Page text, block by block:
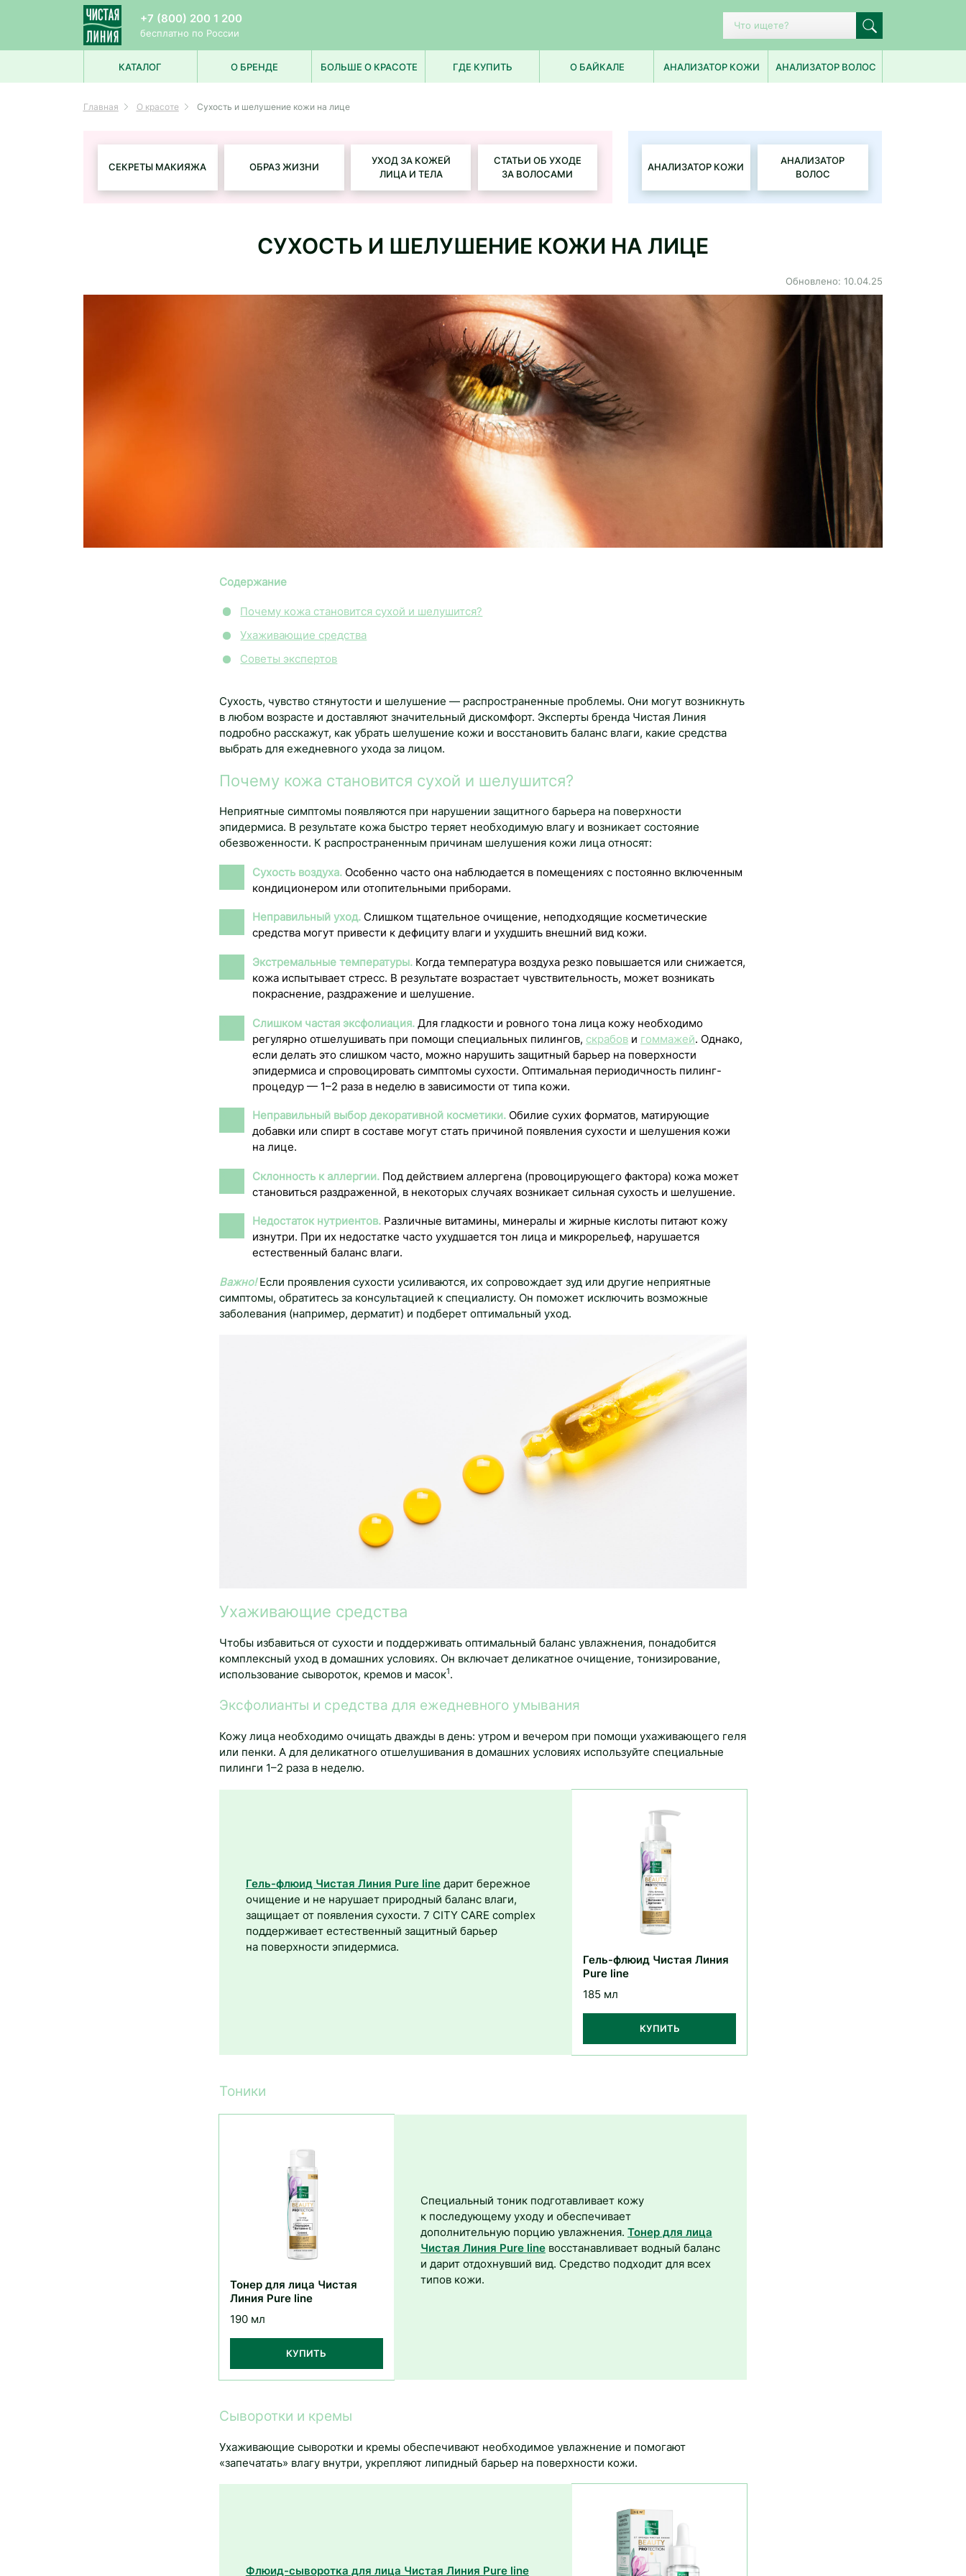
+7 (800) 200 1 200
бесплатно по России
ПОПУЛЯРНЫЕ ЗАПРОСЫ
КАТАЛОГ
УХОД ЗА ЛИЦОМ
УХОД ЗА ВОЛОСАМИ
ДЛЯ ДЕТЕЙ
О БРЕНДЕ БОЛЬШЕ О КРАСОТЕ ГДЕ КУПИТЬ О БАЙКАЛЕ АНАЛИЗАТОР КОЖИ АНАЛИЗАТОР ВОЛОС
Главная О красоте Сухость и шелушение кожи на лице
СЕКРЕТЫ МАКИЯЖА ОБРАЗ ЖИЗНИ
УХОД ЗА КОЖЕЙ
ЛИЦА И ТЕЛА
СТАТЬИ ОБ УХОДЕ
ЗА ВОЛОСАМИ
АНАЛИЗАТОР КОЖИ
АНАЛИЗАТОР
ВОЛОС
СУХОСТЬ И ШЕЛУШЕНИЕ КОЖИ НА ЛИЦЕ
Обновлено: 10.04.25
Содержание
Почему кожа становится сухой и шелушится?
Ухаживающие средства
Советы экспертов
Сухость, чувство стянутости и шелушение — распространенные проблемы. Они могут возникнуть
в любом возрасте и доставляют значительный дискомфорт. Эксперты бренда Чистая Линия
подробно расскажут, как убрать шелушение кожи и восстановить баланс влаги, какие средства
выбрать для ежедневного ухода за лицом.
Почему кожа становится сухой и шелушится?
Неприятные симптомы появляются при нарушении защитного барьера на поверхности
эпидермиса. В результате кожа быстро теряет необходимую влагу и возникает состояние
обезвоженности. К распространенным причинам шелушения кожи лица относят:
Сухость воздуха. Особенно часто она наблюдается в помещениях с постоянно включенным
кондиционером или отопительными приборами.
Неправильный уход. Слишком тщательное очищение, неподходящие косметические
средства могут привести к дефициту влаги и ухудшить внешний вид кожи.
Экстремальные температуры. Когда температура воздуха резко повышается или снижается,
кожа испытывает стресс. В результате возрастает чувствительность, может возникать
покраснение, раздражение и шелушение.
Слишком частая эксфолиация. Для гладкости и ровного тона лица кожу необходимо
регулярно отшелушивать при помощи специальных пилингов, скрабов и гоммажей. Однако,
если делать это слишком часто, можно нарушить защитный барьер на поверхности
эпидермиса и спровоцировать симптомы сухости. Оптимальная периодичность пилинг-
процедур — 1–2 раза в неделю в зависимости от типа кожи.
Неправильный выбор декоративной косметики. Обилие сухих форматов, матирующие
добавки или спирт в составе могут стать причиной появления сухости и шелушения кожи
на лице.
Склонность к аллергии. Под действием аллергена (провоцирующего фактора) кожа может
становиться раздраженной, в некоторых случаях возникает сильная сухость и шелушение.
Недостаток нутриентов. Различные витамины, минералы и жирные кислоты питают кожу
изнутри. При их недостатке часто ухудшается тон лица и микрорельеф, нарушается
естественный баланс влаги.
Важно!Если проявления сухости усиливаются, их сопровождает зуд или другие неприятные
симптомы, обратитесь за консультацией к специалисту. Он поможет исключить возможные
заболевания (например, дерматит) и подберет оптимальный уход.
Ухаживающие средства
Чтобы избавиться от сухости и поддерживать оптимальный баланс увлажнения, понадобится
комплексный уход в домашних условиях. Он включает деликатное очищение, тонизирование,
использование сывороток, кремов и масок1.
Эксфолианты и средства для ежедневного умывания
Кожу лица необходимо очищать дважды в день: утром и вечером при помощи ухаживающего геля
или пенки. А для деликатного отшелушивания в домашних условиях используйте специальные
пилинги 1–2 раза в неделю.
Гель-флюид Чистая Линия
Pure line
185 мл
КУПИТЬ
Гель-флюид Чистая Линия Pure lineдарит бережное
очищение и не нарушает природный баланс влаги,
защищает от появления сухости. 7 CITY CARE complex
поддерживает естественный защитный барьер
на поверхности эпидермиса.
Тоники
Тонер для лица Чистая
Линия Pure line
190 мл
КУПИТЬ
Специальный тоник подготавливает кожу
к последующему уходу и обеспечивает
дополнительную порцию увлажнения. Тонер для лица
Чистая Линия Pure lineвосстанавливает водный баланс
и дарит отдохнувший вид. Средство подходит для всех
типов кожи.
Сыворотки и кремы
Ухаживающие сыворотки и кремы обеспечивают необходимое увлажнение и помогают
«запечатать» влагу внутри, укрепляют липидный барьер на поверхности кожи.
Флюид-сыворотка для лица Чистая Линия Pure line